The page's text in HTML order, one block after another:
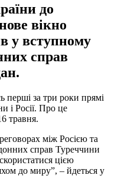
до
вікно
у вступному
справ
перші за три роки прямі
і Росії. Про це
травня.
між Росією та
справ Туреччини
цією
до миру”, – йдеться у